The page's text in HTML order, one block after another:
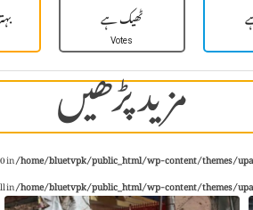
ٹھیک ہے
Votes
مزید پڑھیں in/home/bluetvpk/public_html/wp-content/themes/
in/home/bluetvpk/public_html/wp-content/themes/